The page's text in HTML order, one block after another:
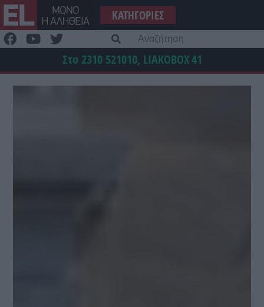
Μετάβαση
στο
περιεχόμενο
ΚΑΤΗΓΟΡΊΕΣ
Στο 2310 521010, LIAKOBOX41